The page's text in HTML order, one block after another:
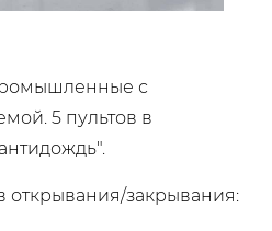
с
5 пультов в
открывания/закрывания: